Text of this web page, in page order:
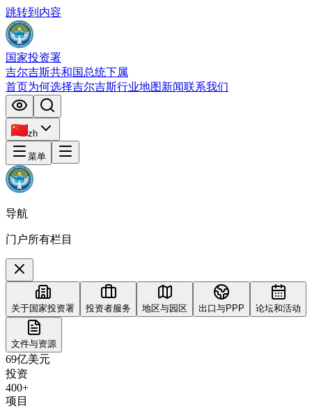
跳转到内容
国家投资署
吉尔吉斯共和国总统下属
首页为何选择吉尔吉斯行业地图新闻联系我们
zh
菜单
导航
门户所有栏目
关于国家投资署 投资者服务 地区与园区 出口与PPP 论坛和活动
文件与资源
69亿美元
投资
400+
项目